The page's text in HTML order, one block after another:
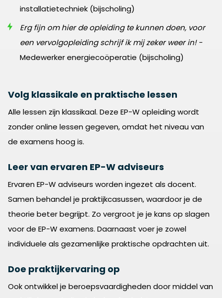
installatietechniek (bijscholing)
Erg fijn om hier de opleiding te kunnen doen, voor
een vervolgopleiding schrijf ik mij zeker weer in! -
Medewerker energiecoöperatie (bijscholing)
Volg klassikale en praktische lessen
Alle lessen zijn klassikaal. Deze EP-W opleiding wordt
zonder online lessen gegeven, omdat het niveau van
de examens hoog is.
Leer van ervaren EP-W adviseurs
Ervaren EP-W adviseurs worden ingezet als docent.
Samen behandel je praktijkcasussen, waardoor je de
theorie beter begrijpt. Zo vergroot je je kans op slagen
voor de EP-W examens. Daarnaast voer je zowel
individuele als gezamenlijke praktische opdrachten uit.
Doe praktijkervaring op
Ook ontwikkel je beroepsvaardigheden door middel van